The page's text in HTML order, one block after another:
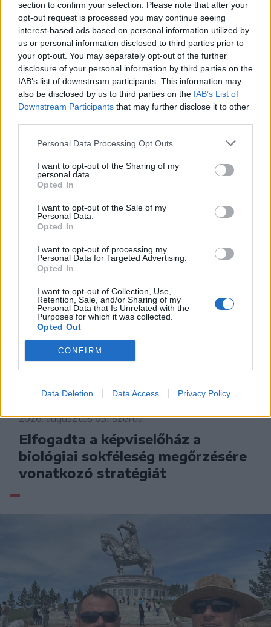
section to confirm your selection. Please note that after your
opt-out request is processed you may continue seeing
interest-based ads based on personal information utilized by
us or personal information disclosed to third parties prior to
your opt-out. You may separately opt-out of the further
disclosure of your personal information by third parties on the
IAB’s list of downstream participants. This information may
also be disclosed by us to third parties on the IAB’s List of
Downstream Participants that may further disclose it to other
Personal Data Processing Opt Outs
I want to opt-out of the Sharing of my
personal data.
Opted In
I want to opt-out of the Sale of my
Personal Data.
Opted In
I want to opt-out of processing my
Personal Data for Targeted Advertising.
Opted In
I want to opt-out of Collection, Use,
Retention, Sale, and/or Sharing of my
Personal Data that Is Unrelated with the
Purposes for which it was collected.
Opted Out
CONFIRM
Data Deletion Data Access Privacy Policy
Kedden választhatják meg
Magyarország új köztársasági
elnökét
2026. augusztus 05., szerda
Elfogadta a képviselőház a
biológiai sokféleség megőrzésére
vonatkozó stratégiát